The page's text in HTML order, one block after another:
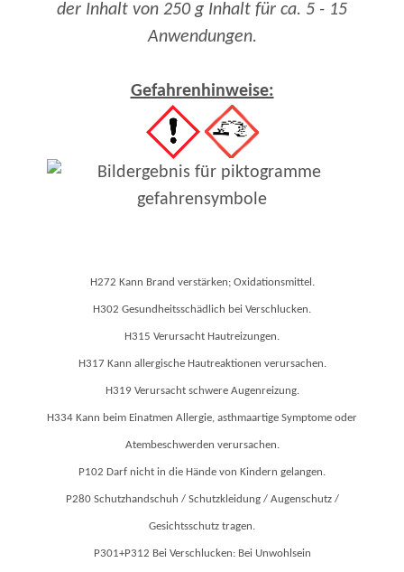
der Inhalt von 250 g Inhalt für ca. 5 - 15
Anwendungen.
Gefahrenhinweise:
H272 Kann Brand verstärken; Oxidationsmittel.
H302 Gesundheitsschädlich bei Verschlucken.
H315 Verursacht Hautreizungen.
H317 Kann allergische Hautreaktionen verursachen.
H319 Verursacht schwere Augenreizung.
H334 Kann beim Einatmen Allergie, asthmaartige Symptome oder
Atembeschwerden verursachen.
P102 Darf nicht in die Hände von Kindern gelangen.
P280 Schutzhandschuh / Schutzkleidung / Augenschutz /
Gesichtsschutz tragen.
P301+P312 Bei Verschlucken: Bei Unwohlsein